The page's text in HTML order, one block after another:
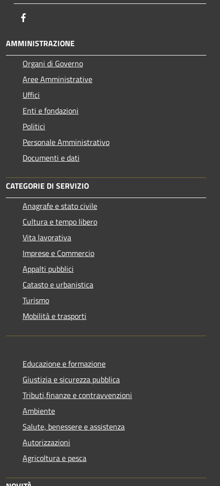
AMMINISTRAZIONE
Organi di Governo
Aree Amministrative
Uffici
Enti e fondazioni
Politici
Personale Amministrativo
Documenti e dati
CATEGORIE DI SERVIZIO
Anagrafe e stato civile
Cultura e tempo libero
Vita lavorativa
Imprese e Commercio
Appalti pubblici
Catasto e urbanistica
Turismo
Mobilità e trasporti
Educazione e formazione
Giustizia e sicurezza pubblica
Tributi,finanze e contravvenzioni
Ambiente
Salute, benessere e assistenza
Autorizzazioni
Agricoltura e pesca